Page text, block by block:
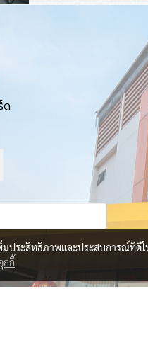
ด
มประสิทธิภาพและประสบการณ์ที่ดี
กกี้